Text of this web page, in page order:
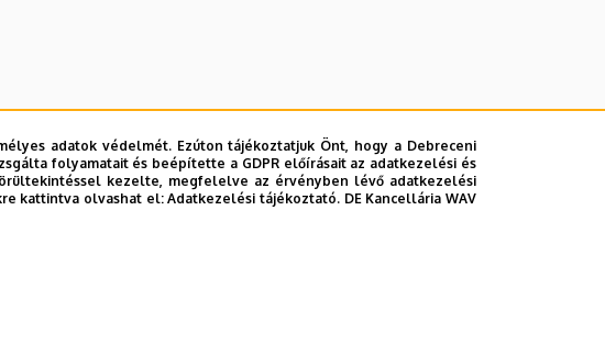
adatok védelmét. Ezúton tájékoztatjuk Önt, hogy a Debreceni
folyamatait és beépítette a GDPR előírásait az adatkezelési és
kezelte, megfelelve az érvényben lévő adatkezelési
kattintva olvashat el:Adatkezelési tájékoztató. DE Kancellária WAV